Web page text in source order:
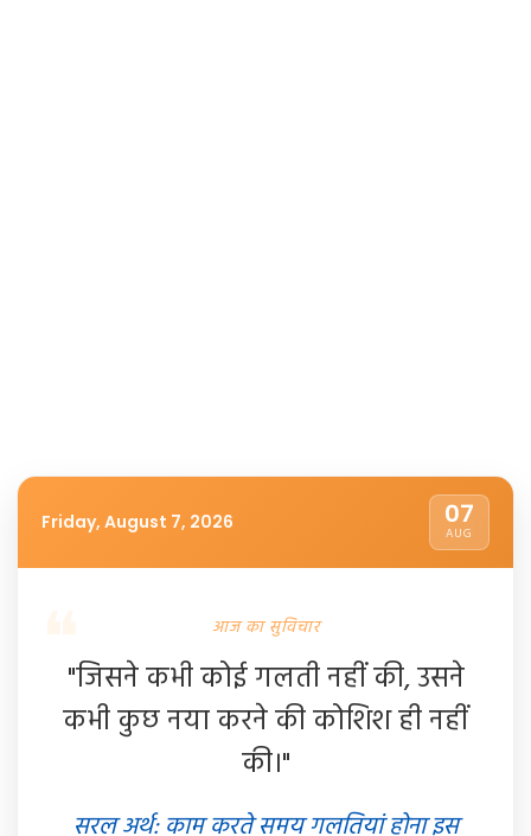
Friday, August 7, 2026 07
AUG
आज का सुविचार
"जिसने कभी कोई गलती नहीं की, उसने
कभी कुछ नया करने की कोशिश ही नहीं
की।"
सरल अर्थ: काम करते समय गलतियां होना इस